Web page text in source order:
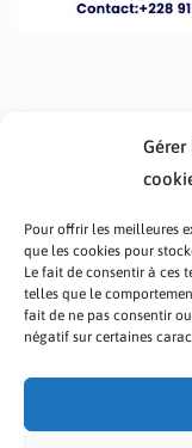
Gérer
Pour offrir les meilleures
que les cookies pour
Le fait de consentir à ces
telles que le
fait de ne pas consentir
négatif sur certaines